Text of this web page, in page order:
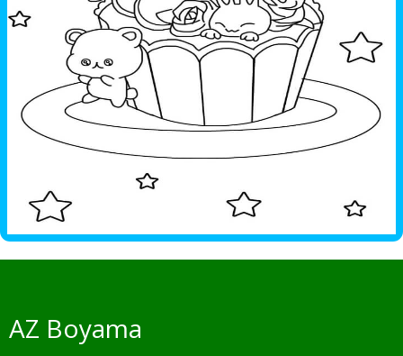
AZ Boyama